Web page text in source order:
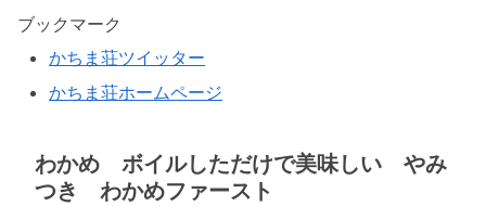
ブックマーク
かちま荘ツイッター
かちま荘ホームページ
わかめ ボイルしただけで美味しい やみ
つき わかめファースト